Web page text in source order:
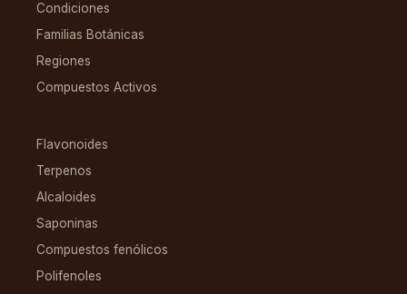
Condiciones
Familias Botánicas
Regiones
Compuestos Activos
Flavonoides
Terpenos
Alcaloides
Saponinas
Compuestos fenólicos
Polifenoles